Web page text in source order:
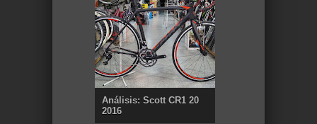
Análisis: Scott CR1 20
2016